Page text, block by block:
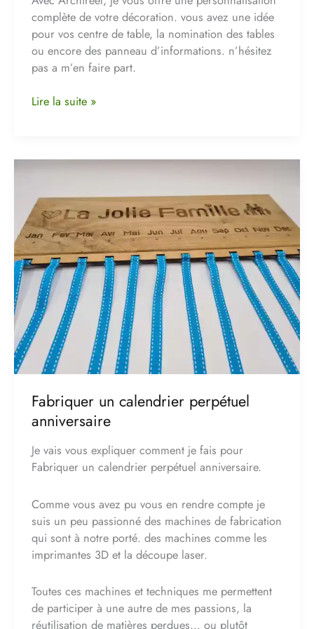
complète de votre décoration. vous avez une idée
pour vos centre de table, la nomination des tables
ou encore des panneau d’informations. n’hésitez
pas a m’en faire part.
Lire la suite »
Fabriquer un calendrier perpétuel
anniversaire
Je vais vous expliquer comment je fais pour
Fabriquer un calendrier perpétuel anniversaire.
Comme vous avez pu vous en rendre compte je
suis un peu passionné des machines de fabrication
qui sont à notre porté. des machines comme les
imprimantes 3D et la découpe laser.
Toutes ces machines et techniques me permettent
de participer à une autre de mes passions, la
réutilisation de matières perdues… ou plutôt
Fabriquer
calendrier
perpétuel
anniversaire